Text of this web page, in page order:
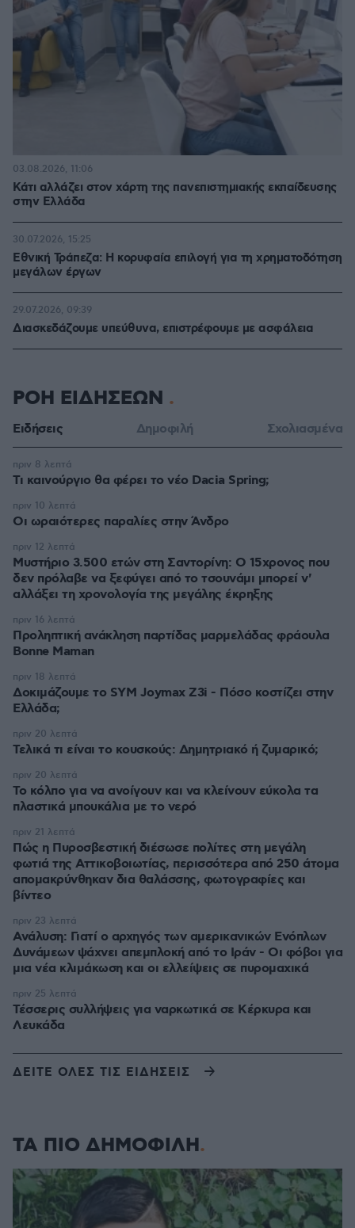
Κάτι αλλάζει στον χάρτη της πανεπιστημιακής εκπαίδευσης
στην Ελλάδα
03.08.2026, 11:06
Εθνική Τράπεζα: Η κορυφαία επιλογή για τη χρηματοδότηση
μεγάλων έργων
30.07.2026, 15:25
Διασκεδάζουμε υπεύθυνα, επιστρέφουμε με ασφάλεια
29.07.2026, 09:39
ΡΟΗ ΕΙΔΗΣΕΩΝ
Ειδήσεις Δημοφιλή Σχολιασμένα
Τι καινούργιο θα φέρει το νέο Dacia Spring;
πριν 8 λεπτά
Οι ωραιότερες παραλίες στην Άνδρο
πριν 10 λεπτά
Μυστήριο 3.500 ετών στη Σαντορίνη: Ο 15χρονος που
δεν πρόλαβε να ξεφύγει από το τσουνάμι μπορεί ν'
αλλάξει τη χρονολογία της μεγάλης έκρηξης
πριν 12 λεπτά
Προληπτική ανάκληση παρτίδας μαρμελάδας φράουλα
Bonne Maman
πριν 16 λεπτά
Δοκιμάζουμε το SYM Joymax Z3i - Πόσο κοστίζει στην
Ελλάδα;
πριν 18 λεπτά
Τελικά τι είναι το κουσκούς: Δημητριακό ή ζυμαρικό;
πριν 20 λεπτά
Το κόλπο για να ανοίγουν και να κλείνουν εύκολα τα
πλαστικά μπουκάλια με το νερό
πριν 20 λεπτά
Πώς η Πυροσβεστική διέσωσε πολίτες στη μεγάλη
φωτιά της Αττικοβοιωτίας, περισσότερα από 250 άτομα
απομακρύνθηκαν δια θαλάσσης, φωτογραφίες και
βίντεο
πριν 21 λεπτά
Ανάλυση: Γιατί ο αρχηγός των αμερικανικών Ενόπλων
Δυνάμεων ψάχνει απεμπλοκή από το Ιράν - Οι φόβοι για
μια νέα κλιμάκωση και οι ελλείψεις σε πυρομαχικά
πριν 23 λεπτά
Τέσσερις συλλήψεις για ναρκωτικά σε Κέρκυρα και
Λευκάδα
πριν 25 λεπτά
ΔΕΙΤΕ ΟΛΕΣ ΤΙΣ ΕΙΔΗΣΕΙΣ
ΤΑ ΠΙΟ ΔΗΜΟΦΙΛΗ